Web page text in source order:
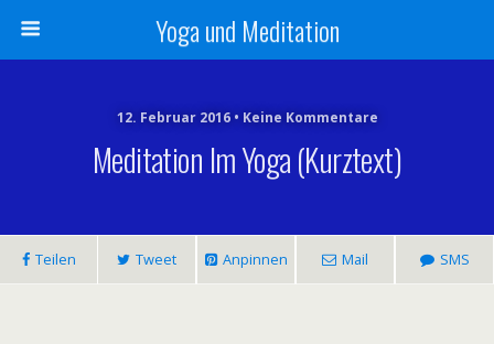
Yoga und Meditation
12. Februar 2016 • Keine Kommentare
Meditation Im Yoga (Kurztext)
Teilen Tweet Anpinnen Mail SMS